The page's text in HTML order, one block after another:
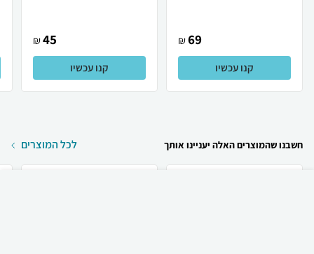
69
₪
קנו עכשיו
45
₪
קנו עכשיו
חשבנו שהמוצרים האלה יעניינו אותך לכל המוצרים